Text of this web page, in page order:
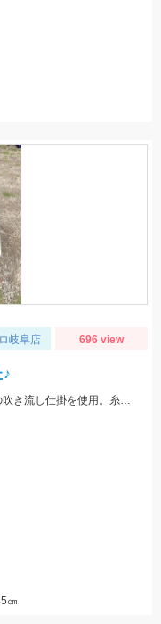
岐阜店 696 view
仕掛けはTsulino 伊勢湾限定ショートタイプの吹き流し仕掛を使用。糸絡みも少なくオススメです！
㎝